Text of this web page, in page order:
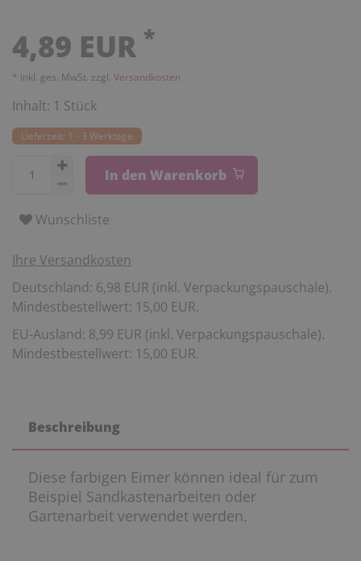
4,89 EUR *
* inkl. ges. MwSt. zzgl. Versandkosten
Inhalt: 1 Stück
Lieferzeit: 1 - 3 Werktage
In den Warenkorb
Wunschliste
Ihre Versandkosten
Deutschland: 6,98 EUR (inkl. Verpackungspauschale).
Mindestbestellwert: 15,00 EUR.
EU-Ausland: 8,99 EUR (inkl. Verpackungspauschale).
Mindestbestellwert: 15,00 EUR.
Beschreibung
Diese farbigen Eimer können ideal für zum
Beispiel Sandkastenarbeiten oder
Gartenarbeit verwendet werden.